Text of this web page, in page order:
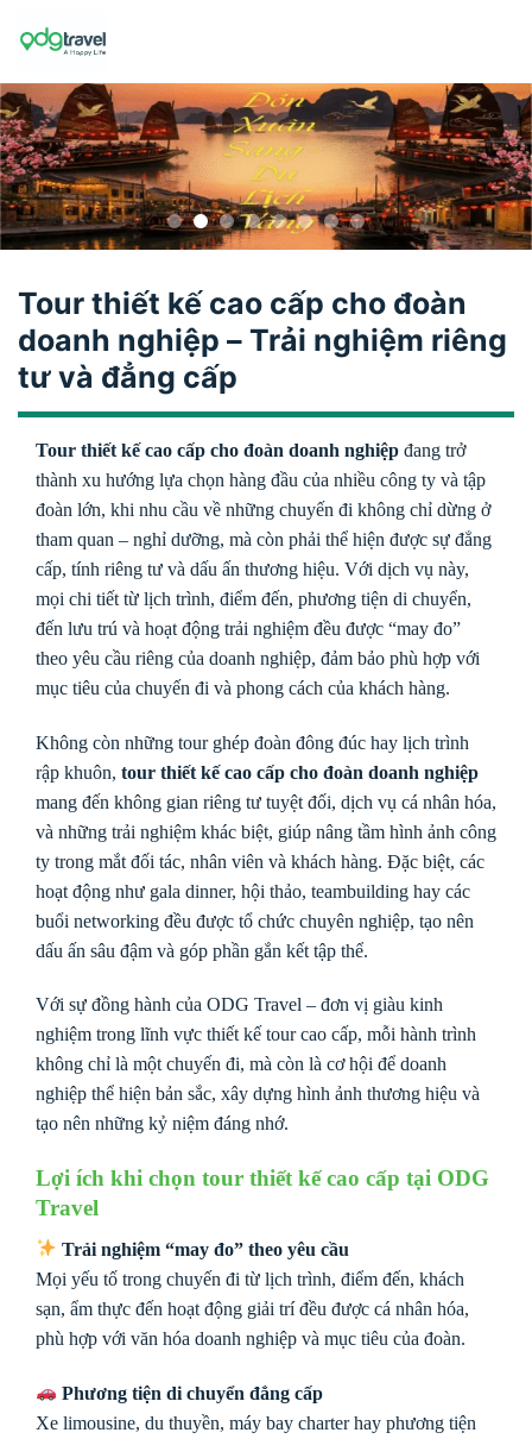
Tour thiết kế cao cấp cho đoàn
doanh nghiệp – Trải nghiệm riêng
tư và đẳng cấp
Tour thiết kế cao cấp cho đoàn doanh nghiệp đang trở
thành xu hướng lựa chọn hàng đầu của nhiều công ty và tập
đoàn lớn, khi nhu cầu về những chuyến đi không chỉ dừng ở
tham quan – nghỉ dưỡng, mà còn phải thể hiện được sự đẳng
cấp, tính riêng tư và dấu ấn thương hiệu. Với dịch vụ này,
mọi chi tiết từ lịch trình, điểm đến, phương tiện di chuyển,
đến lưu trú và hoạt động trải nghiệm đều được “may đo”
theo yêu cầu riêng của doanh nghiệp, đảm bảo phù hợp với
mục tiêu của chuyến đi và phong cách của khách hàng.
Không còn những tour ghép đoàn đông đúc hay lịch trình
rập khuôn, tour thiết kế cao cấp cho đoàn doanh nghiệp
mang đến không gian riêng tư tuyệt đối, dịch vụ cá nhân hóa,
và những trải nghiệm khác biệt, giúp nâng tầm hình ảnh công
ty trong mắt đối tác, nhân viên và khách hàng. Đặc biệt, các
hoạt động như gala dinner, hội thảo, teambuilding hay các
buổi networking đều được tổ chức chuyên nghiệp, tạo nên
dấu ấn sâu đậm và góp phần gắn kết tập thể.
Với sự đồng hành của ODG Travel – đơn vị giàu kinh
nghiệm trong lĩnh vực thiết kế tour cao cấp, mỗi hành trình
không chỉ là một chuyến đi, mà còn là cơ hội để doanh
nghiệp thể hiện bản sắc, xây dựng hình ảnh thương hiệu và
tạo nên những kỷ niệm đáng nhớ.
Lợi ích khi chọn tour thiết kế cao cấp tại ODG
Travel
Trải nghiệm “may đo” theo yêu cầu
Mọi yếu tố trong chuyến đi từ lịch trình, điểm đến, khách
sạn, ẩm thực đến hoạt động giải trí đều được cá nhân hóa,
phù hợp với văn hóa doanh nghiệp và mục tiêu của đoàn.
Phương tiện di chuyển đẳng cấp
Xe limousine, du thuyền, máy bay charter hay phương tiện